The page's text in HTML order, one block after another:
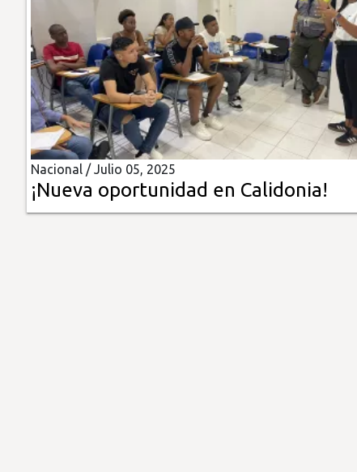
Deportes
Mundo
Insólitas
Multimedia
Nacional /Julio 05, 2025
¡Nueva oportunidad en Calidonia!